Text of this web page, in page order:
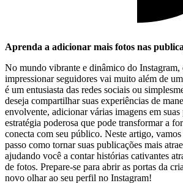
Aprenda a adicionar⁣ mais fotos nas
No mundo vibrante e⁢ dinâmico do Instagram,
impressionar seguidores ⁤vai muito além de
é um entusiasta das redes ​sociais ⁤ou‌
deseja compartilhar suas experiências de
envolvente, adicionar várias imagens em suas
estratégia poderosa que pode transformar⁣ a
conecta ⁣com seu público. Neste‌ artigo, vamos
passo como tornar suas‌ publicações mais
ajudando você a contar histórias cativantes
⁤de fotos. ⁤Prepare-se para abrir as portas da
novo olhar ao⁣ seu perfil no ⁢Instagram!